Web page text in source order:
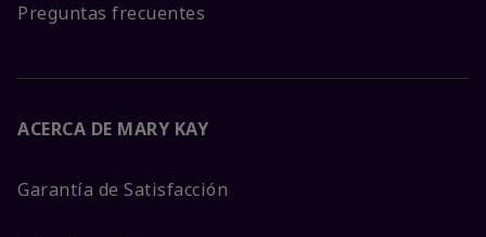
Preguntas frecuentes
ACERCA DE MARY KAY
Garantía de Satisfacción